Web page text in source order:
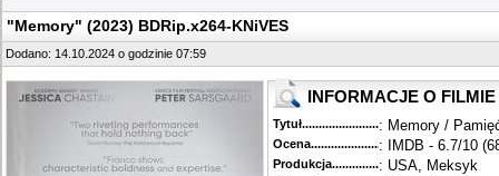
"Memory" (2023) BDRip.x264-KNiVES
Dodano: 14.10.2024 o godzinie 07:59
INFORMACJE O FILMIE
Tytuł............................................
: Memory /
Ocena.............................................
: IMDB - 6.7/10
Produkcja.........................................
: USA, Meksyk